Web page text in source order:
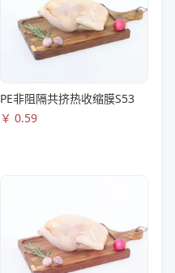
PE非阻隔共挤热收缩膜S53
￥ 0.59